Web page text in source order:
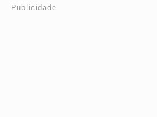
Publicidade